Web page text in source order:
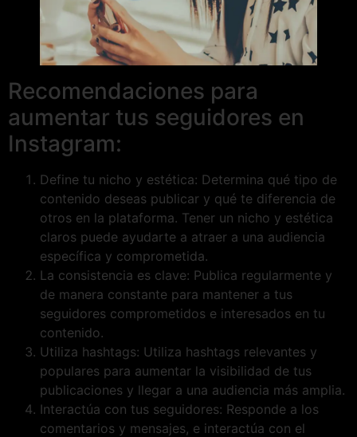
Recomendaciones para
aumentar tus seguidores en
Instagram:
Define tu nicho y estética: Determina qué tipo de
contenido deseas publicar y qué te diferencia de
otros en la plataforma. Tener un nicho y estética
claros puede ayudarte a atraer a una audiencia
específica y comprometida.
La consistencia es clave: Publica regularmente y
de manera constante para mantener a tus
seguidores comprometidos e interesados en tu
contenido.
Utiliza hashtags: Utiliza hashtags relevantes y
populares para aumentar la visibilidad de tus
publicaciones y llegar a una audiencia más amplia.
Interactúa con tus seguidores: Responde a los
comentarios y mensajes, e interactúa con el